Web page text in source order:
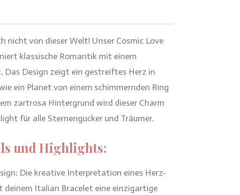
nicht von dieser Welt! Unser Cosmic Love
klassische Romantik mit einem
Das Design zeigt ein gestreiftes Herz in
ein Planet von einem schimmernden Ring
zartrosa Hintergrund wird dieser Charm
für alle Sternengucker und Träumer.
und Highlights:
Die kreative Interpretation eines Herz-
deinem Italian Bracelet eine einzigartige